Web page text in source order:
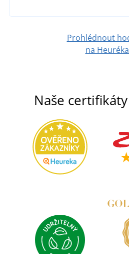
Prohlédnout
na
Naše